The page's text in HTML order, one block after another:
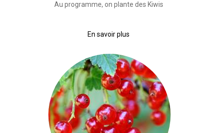
Au programme, on plante des Kiwis
En savoir plus
:
Plantation
des
Kiwis